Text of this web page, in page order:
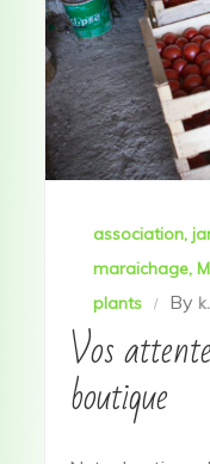
association
maraichage
plants
By
Vos
boutique